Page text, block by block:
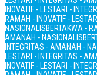
INOVATIF - LESTARI -
RAMAH - INOVATIF -
NASIONALISBERTAKWA -
AMANAH - NASIONALIS
INTEGRITAS - AMANAH -
LESTARI - INTEGRITAS -
INOVATIF - LESTARI -